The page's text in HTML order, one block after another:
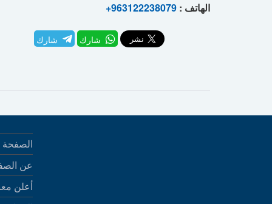
الهاتف : +963122238079
شارك شارك
الصفحة
عن
أعلن